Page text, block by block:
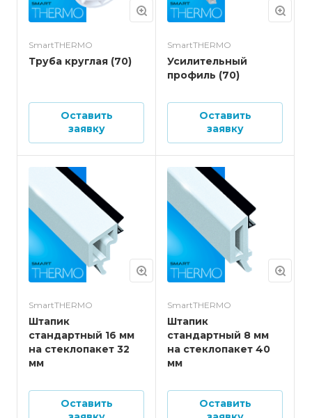
SmartTHERMO
Труба круглая (70)
Оставить
заявку
SmartTHERMO
Усилительный
профиль (70)
Оставить
заявку
SmartTHERMO
Штапик
стандартный 16 мм
на стеклопакет 32
мм
Оставить
SmartTHERMO
Штапик
стандартный 8 мм
на стеклопакет 40
мм
Оставить